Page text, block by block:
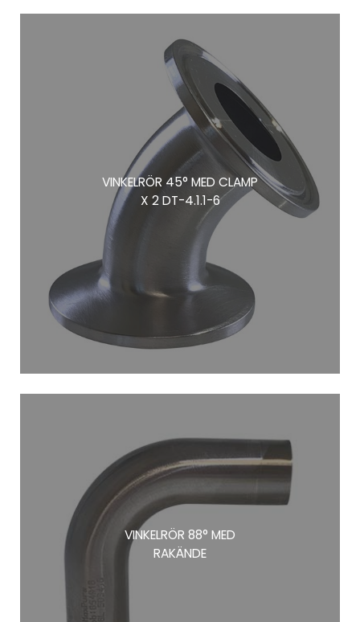
VINKELRÖR 45° MED CLAMP
X 2 DT-4.1.1-6
VINKELRÖR 88° MED
RAKÄNDE